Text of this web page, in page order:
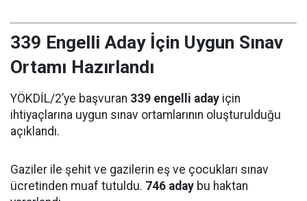
339 Engelli Aday İçin Uygun Sınav
Ortamı Hazırlandı
YÖKDİL/2’ye başvuran 339 engelli aday için
ihtiyaçlarına uygun sınav ortamlarının oluşturulduğu
açıklandı.
Gaziler ile şehit ve gazilerin eş ve çocukları sınav
ücretinden muaf tutuldu. 746 aday bu haktan